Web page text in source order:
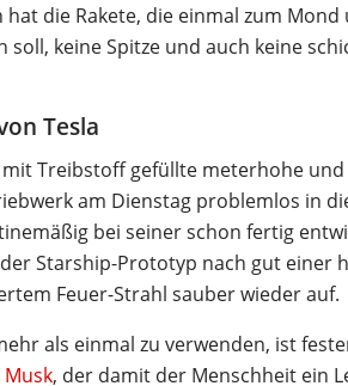
die Rakete, die einmal zum
keine Spitze und auch keine
Tesla
Treibstoff gefüllte meterhohe
am Dienstag problemlos in
bei seiner schon fertig
Starship-Prototyp nach gut einer
Feuer-Strahl sauber wieder auf.
als einmal zu verwenden, ist
Musk, der damit der Menschheit ein